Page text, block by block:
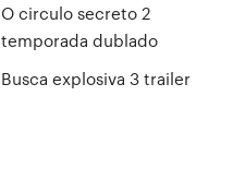
O circulo secreto 2
temporada dublado
Busca explosiva 3 trailer